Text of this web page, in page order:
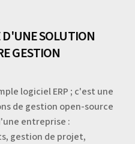
D'UNE SOLUTION
GESTION
logiciel ERP ; c'est une
de gestion open-source
entreprise :
gestion de projet,